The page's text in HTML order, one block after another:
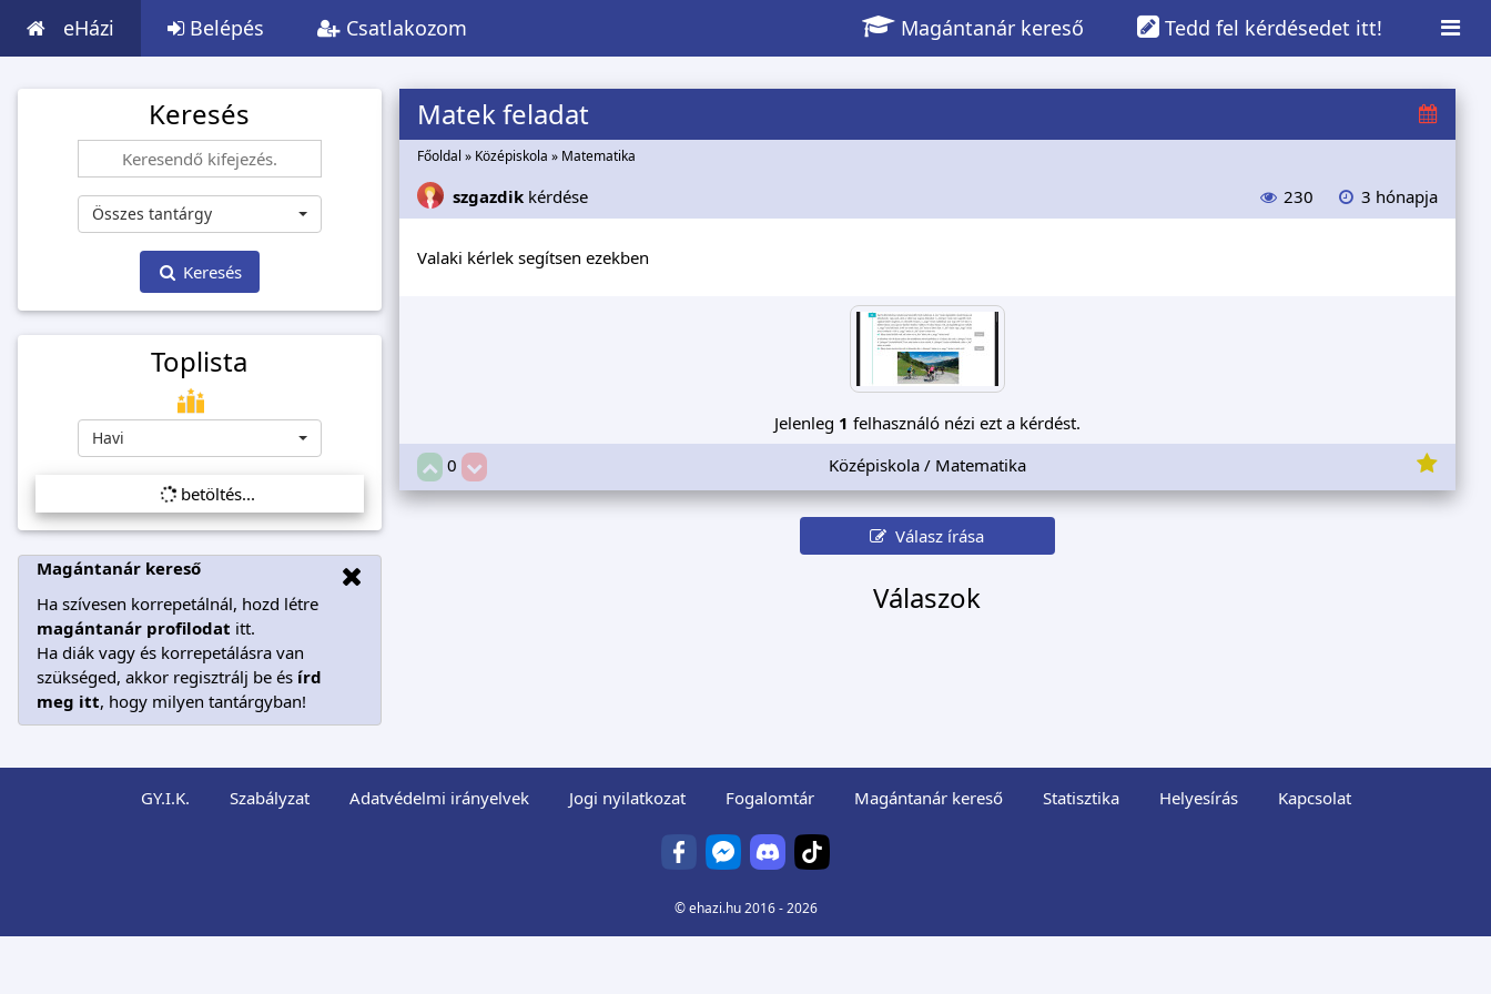
eHázi Belépés Csatlakozom Tedd fel kérdésedet itt!
Magántanár kereső
Keresés
Összes tantárgy
Keresés
Toplista
Havi
betöltés...
Magántanár kereső
Ha szívesen korrepetálnál, hozd létre
magántanár profilodat itt.
Ha diák vagy és korrepetálásra van
szükséged, akkor regisztrálj be és írd
meg itt, hogy milyen tantárgyban!
Matek feladat
Főoldal » Középiskola » Matematika
szgazdik kérdése 230 3 hónapja
Valaki kérlek segítsen ezekben
Jelenleg 1 felhasználó nézi ezt a kérdést.
0
Középiskola / Matematika
Válasz írása
Válaszok
GY.I.K. Szabályzat Adatvédelmi irányelvek Jogi nyilatkozat Fogalomtár Magántanár kereső Statisztika Helyesírás Kapcsolat
©ehazi.hu2016 - 2026